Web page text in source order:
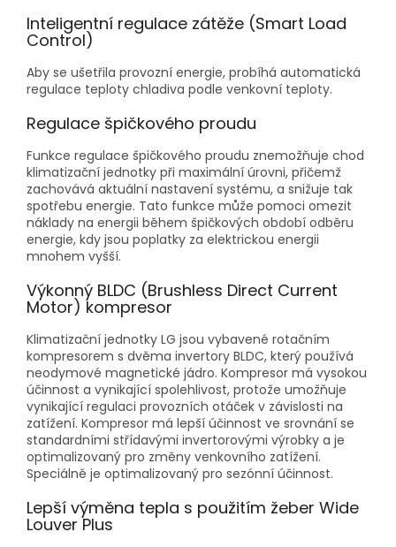
Inteligentní regulace zátěže (Smart Load
Control)
Aby se ušetřila provozní energie, probíhá automatická
regulace teploty chladiva podle venkovní teploty.
Regulace špičkového proudu
Funkce regulace špičkového proudu znemožňuje chod
klimatizační jednotky při maximální úrovni, přičemž
zachovává aktuální nastavení systému, a snižuje tak
spotřebu energie. Tato funkce může pomoci omezit
náklady na energii během špičkových období odběru
energie, kdy jsou poplatky za elektrickou energii
mnohem vyšší.
Výkonný BLDC (Brushless Direct Current
Motor) kompresor
Klimatizační jednotky LG jsou vybavené rotačním
kompresorem s dvěma invertory BLDC, který používá
neodymové magnetické jádro. Kompresor má vysokou
účinnost a vynikající spolehlivost, protože umožňuje
vynikající regulaci provozních otáček v závislosti na
zatížení. Kompresor má lepší účinnost ve srovnání se
standardními střídavými invertorovými výrobky a je
optimalizovaný pro změny venkovního zatížení.
Speciálně je optimalizovaný pro sezónní účinnost.
Lepší výměna tepla s použitím žeber Wide
Louver Plus